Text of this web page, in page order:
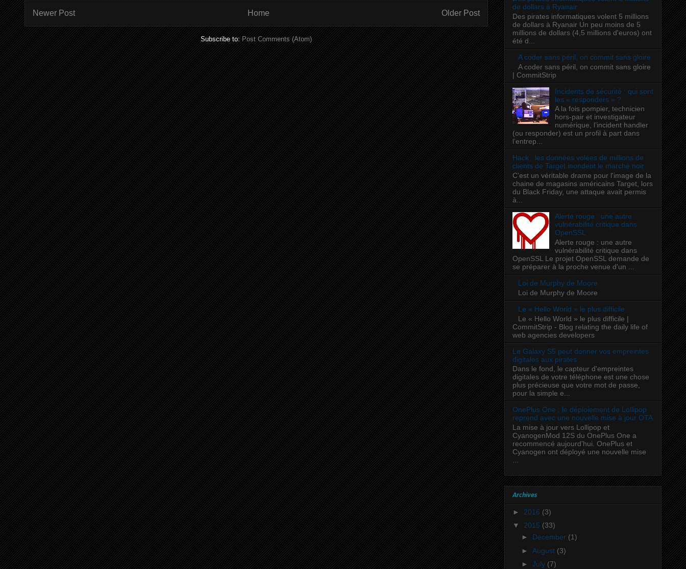
Newer Post Older Post
Home
Subscribe to: Post Comments (Atom)
de dollars à Ryanair
Des pirates informatiques volent 5 millions
de dollars à Ryanair Un peu moins de 5
millions de dollars (4,5 millions d'euros) ont
été d...
A coder sans péril, on commit sans gloire
A coder sans péril, on commit sans gloire
| CommitStrip
Incidents de sécurité : qui sont
les « responders » ?
A la fois pompier, technicien
hors-pair et investigateur
numérique, l’incident handler
(ou responder) est un profil à part dans
l’entrep...
Hack : les données volées de millions de
clients de Target inondent le marché noir
C'est un véritable drame pour l'image de la
chaine de magasins américains Target, lors
du Black Friday, une attaque avait permis
à...
Alerte rouge : une autre
vulnérabilité critique dans
OpenSSL
Alerte rouge : une autre
vulnérabilité critique dans
OpenSSL Le projet OpenSSL demande de
se préparer à la proche venue d'un ...
Loi de Murphy de Moore
Loi de Murphy de Moore
Le « Hello World » le plus difficile
Le « Hello World » le plus difficile |
CommitStrip - Blog relating the daily life of
web agencies developers
Le Galaxy S5 peut donner vos empreintes
digitales aux pirates
Dans le fond, le capteur d'empreintes
digitales de votre téléphone est une chose
plus précieuse que votre mot de passe,
pour la simple e...
OnePlus One : le déploiement de Lollipop
reprend avec une nouvelle mise à jour OTA
La mise à jour vers Lollipop et
CyanogenMod 12S du OnePlus One a
recommencé aujourd’hui. OnePlus et
Cyanogen ont déployé une nouvelle mise
Archives
► 2016 (3)
▼ 2015 (33)
► December (1)
► August (3)
► July (7)